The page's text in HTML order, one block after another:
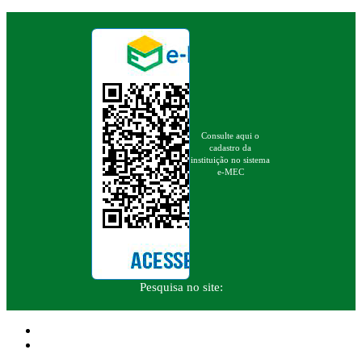
Consulte aqui o
cadastro da
instituição no sistema
e-MEC
Pesquisa no site: